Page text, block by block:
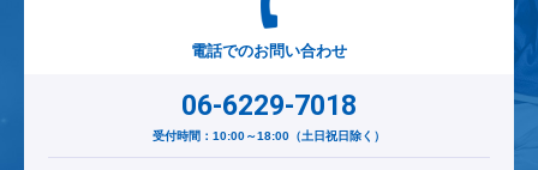
電話でのお問い合わせ
06-6229-7018
受付時間：10:00～18:00（土日祝日除く）